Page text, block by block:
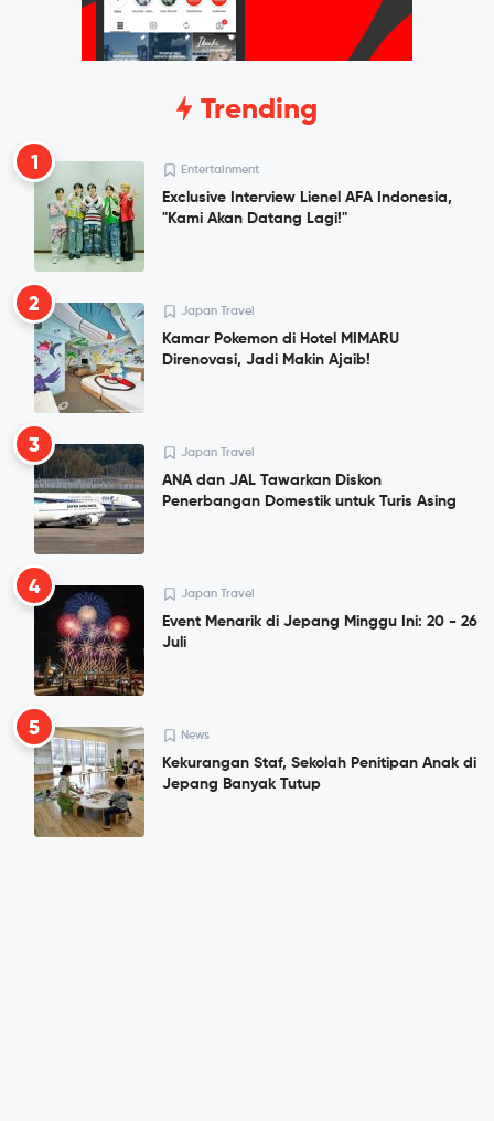
Trending
1 Entertainment
Exclusive Interview Lienel AFA Indonesia,
"Kami Akan Datang Lagi!"
2 Japan Travel
Kamar Pokemon di Hotel MIMARU
Direnovasi, Jadi Makin Ajaib!
3 Japan Travel
ANA dan JAL Tawarkan Diskon
Penerbangan Domestik untuk Turis Asing
4 Japan Travel
Event Menarik di Jepang Minggu Ini: 20 - 26
Juli
5 News
Kekurangan Staf, Sekolah Penitipan Anak di
Jepang Banyak Tutup